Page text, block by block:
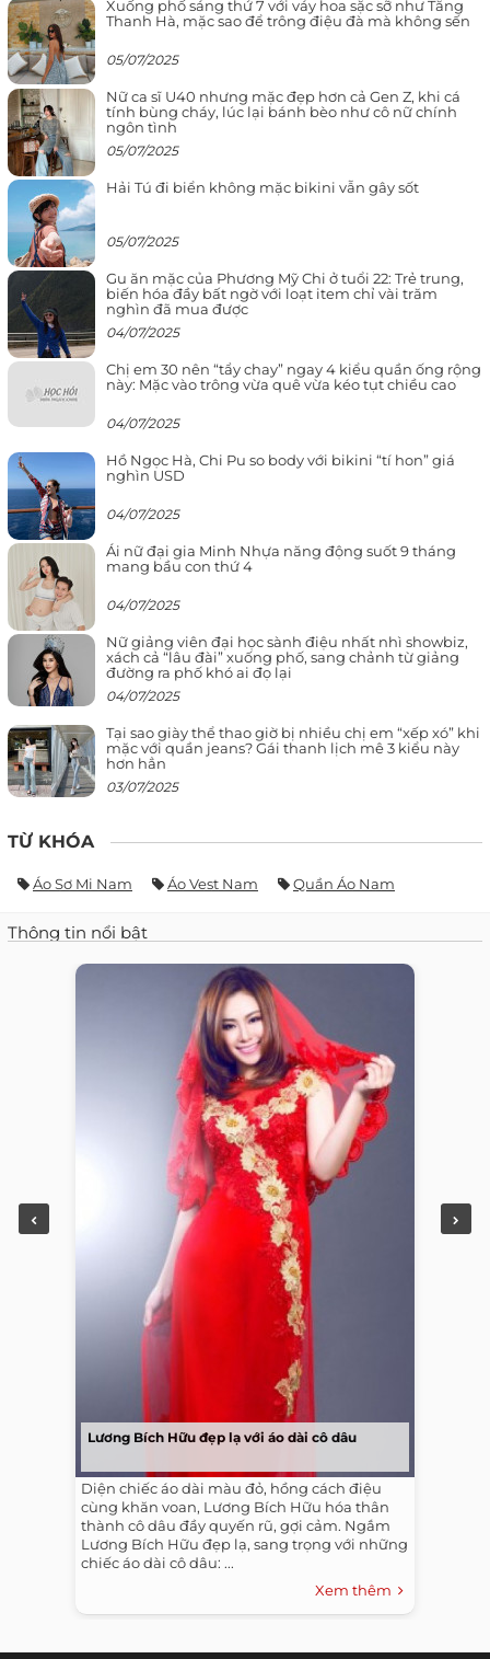
Xuống phố sáng thứ 7 với váy hoa sặc sỡ như Tăng
Thanh Hà, mặc sao để trông điệu đà mà không sến
05/07/2025
Nữ ca sĩ U40 nhưng mặc đẹp hơn cả Gen Z, khi cá
tính bùng cháy, lúc lại bánh bèo như cô nữ chính
ngôn tình
05/07/2025
Hải Tú đi biển không mặc bikini vẫn gây sốt
05/07/2025
Gu ăn mặc của Phương Mỹ Chi ở tuổi 22: Trẻ trung,
biến hóa đầy bất ngờ với loạt item chỉ vài trăm
nghìn đã mua được
04/07/2025
Chị em 30 nên “tẩy chay” ngay 4 kiểu quần ống rộng
này: Mặc vào trông vừa quê vừa kéo tụt chiều cao
04/07/2025
Hồ Ngọc Hà, Chi Pu so body với bikini “tí hon” giá
nghìn USD
04/07/2025
Ái nữ đại gia Minh Nhựa năng động suốt 9 tháng
mang bầu con thứ 4
04/07/2025
Nữ giảng viên đại học sành điệu nhất nhì showbiz,
xách cả “lâu đài” xuống phố, sang chảnh từ giảng
đường ra phố khó ai đọ lại
04/07/2025
Tại sao giày thể thao giờ bị nhiều chị em “xếp xó” khi
mặc với quần jeans? Gái thanh lịch mê 3 kiểu này
hơn hẳn
03/07/2025
TỪ KHÓA
Áo Sơ Mi Nam Áo Vest Nam Quần Áo Nam
Thông tin nổi bật
Lương Bích Hữu đẹp lạ với áo dài cô dâu
Diện chiếc áo dài màu đỏ, hồng cách điệu
cùng khăn voan, Lương Bích Hữu hóa thân
thành cô dâu đầy quyến rũ, gợi cảm. Ngắm
Lương Bích Hữu đẹp lạ, sang trọng với những
chiếc áo dài cô dâu: ...
Xem thêm